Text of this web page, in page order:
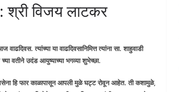
: श्री विजय लाटकर
त्यांच्या या वाढदिवसानिमित्त त्यांना सा. शाहुवाडी
वतीने उदंड आयुष्याच्या भगव्या शुभेच्छा.
हि फार काळापासून आपली मुळे घट्ट रोवून आहेत. ती कशामुळे,